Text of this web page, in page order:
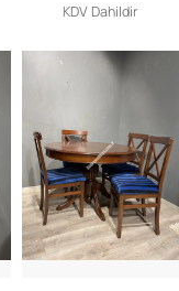
KDV Dahildir